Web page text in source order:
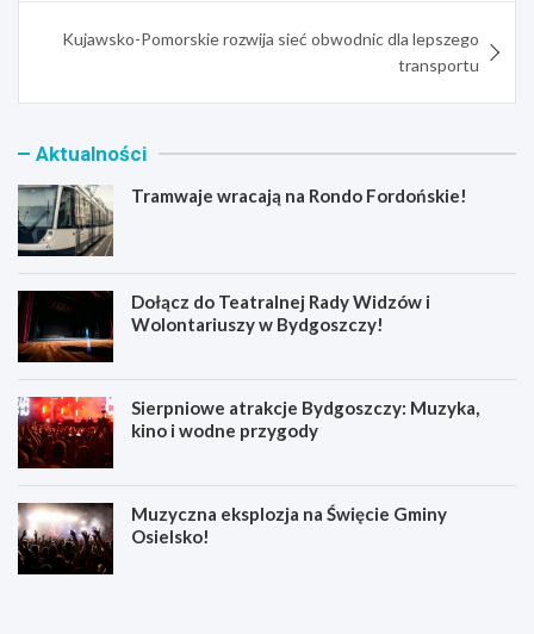
Kujawsko-Pomorskie rozwija sieć obwodnic dla lepszego
transportu
Aktualności
Tramwaje wracają na Rondo Fordońskie!
Dołącz do Teatralnej Rady Widzów i
Wolontariuszy w Bydgoszczy!
Sierpniowe atrakcje Bydgoszczy: Muzyka,
kino i wodne przygody
Muzyczna eksplozja na Święcie Gminy
Osielsko!
T
D